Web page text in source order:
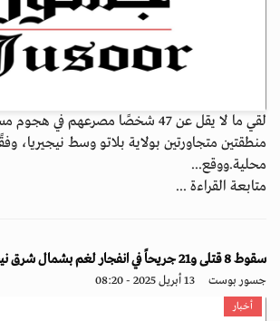
لقي ما لا يقل عن 47 شخصًا مصرعهم في
منطقتين متجاورتين بولاية بلاتو وسط نيجيريا،
محلية.ووقع...
متابعة القراءة ...
سقوط 8 قتلى و21 جريحاً في انفجار لغم بشمال شرق نيجيريا
جسور بوست 13 أبريل 2025 - 08:20
أخبار